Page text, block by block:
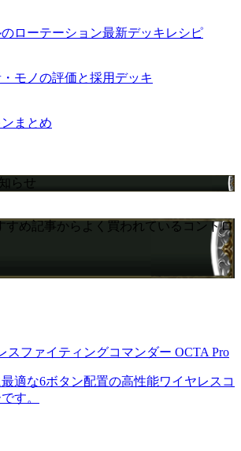
ローテーション最新デッキレシピ
モノの評価と採用デッキ
まとめ
らせ
すめ記事からよく買われているコントロ
スファイティングコマンダー OCTA Pro
適な6ボタン配置の高性能ワイヤレスコ
す。